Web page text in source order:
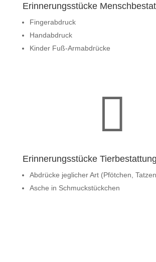
Erinnerungsstücke
Fingerabdruck
Handabdruck
Kinder Fuß-Armabdrücke

Erinnerungsstücke Tierbestattung
Abdrücke jeglicher Art (Pfötchen,
Asche in Schmuckstückchen